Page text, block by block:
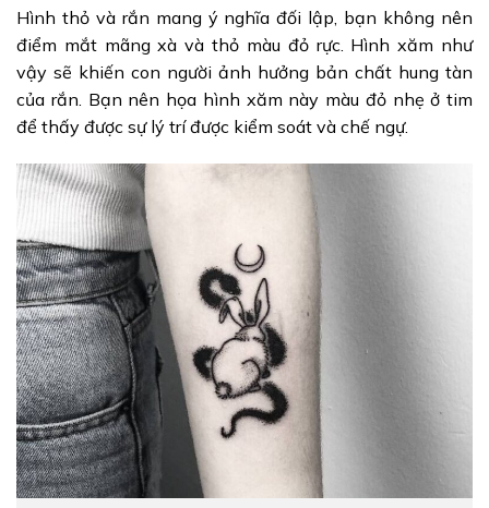
Hình thỏ và rắn mang ý nghĩa đối lập, bạn không nên
điểm mắt mãng xà và thỏ màu đỏ rực. Hình xăm như
vậy sẽ khiến con người ảnh hưởng bản chất hung tàn
của rắn. Bạn nên họa hình xăm này màu đỏ nhẹ ở tim
để thấy được sự lý trí được kiểm soát và chế ngự.